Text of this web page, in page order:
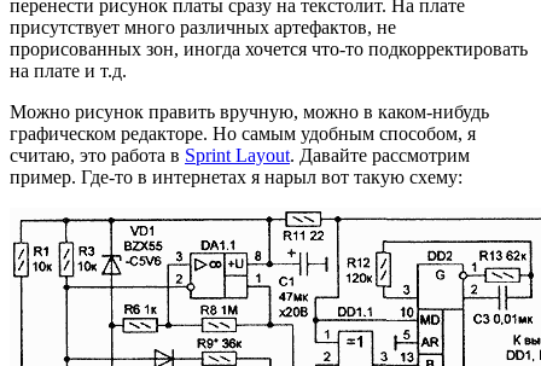
перенести рисунок платы сразу на текстолит. На плате
присутствует много различных артефактов, не
прорисованных зон, иногда хочется что-то подкорректировать
на плате и т.д.
Можно рисунок править вручную, можно в каком-нибудь
графическом редакторе. Но самым удобным способом, я
считаю, это работа в Sprint Layout. Давайте рассмотрим
пример. Где-то в интернетах я нарыл вот такую схему: